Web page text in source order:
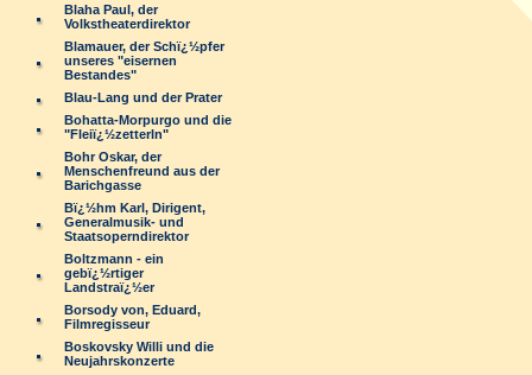
Blaha Paul, der
Volkstheaterdirektor
Blamauer, der Schï¿½pfer
unseres "eisernen
Bestandes"
Blau-Lang und der Prater
Bohatta-Morpurgo und die
"Fleiï¿½zetterln"
Bohr Oskar, der
Menschenfreund aus der
Barichgasse
Bï¿½hm Karl, Dirigent,
Generalmusik- und
Staatsoperndirektor
Boltzmann - ein
gebï¿½rtiger
Landstraï¿½er
Borsody von, Eduard,
Filmregisseur
Boskovsky Willi und die
Neujahrskonzerte